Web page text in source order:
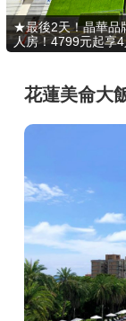
最新消息
最新留言
推薦景點
討論區
★最後2天！晶華品
人房！4799元起享
花蓮美侖大